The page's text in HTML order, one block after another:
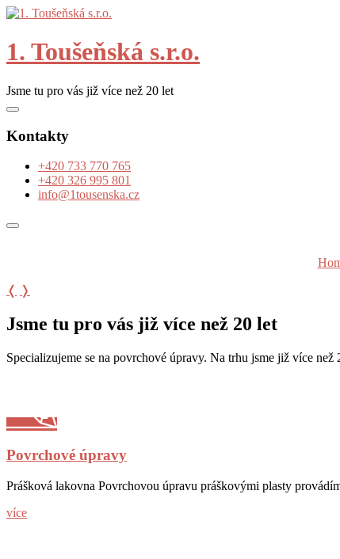
Skip
content
1. Toušeňská s.r.o.
Jsme tu pro vás již více než 20 let
Kontakty
+420 733 770 765
+420 326 995 801
info@1tousenska.cz
❬ ❭
Jsme tu pro vás již více než 20 let
Specializujeme se na povrchové úpravy. Na trhu jsme již více
Povrchové úpravy
Prášková lakovna Povrchovou úpravu práškovými plasty
více